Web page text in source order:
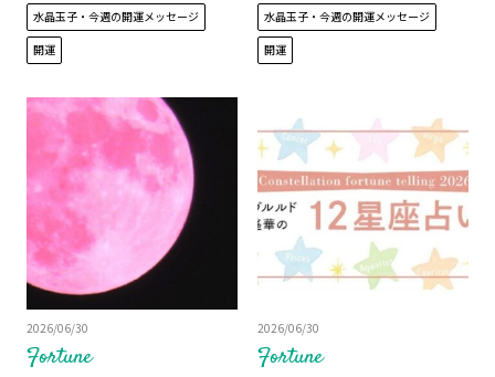
水晶玉子・今週の開運メッセージ
開運
水晶玉子・今週の開運メッセージ
開運
Fortune
2026/06/30
Fortune
2026/06/30